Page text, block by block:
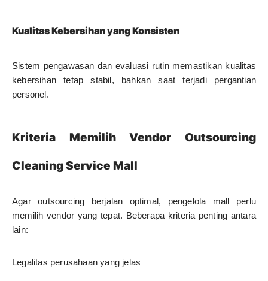
Kualitas Kebersihan yang Konsisten
Sistem pengawasan dan evaluasi rutin memastikan kualitas
kebersihan tetap stabil, bahkan saat terjadi pergantian
personel.
Kriteria Memilih Vendor Outsourcing
Cleaning Service Mall
Agar outsourcing berjalan optimal, pengelola mall perlu
memilih vendor yang tepat. Beberapa kriteria penting antara
lain:
Legalitas perusahaan yang jelas